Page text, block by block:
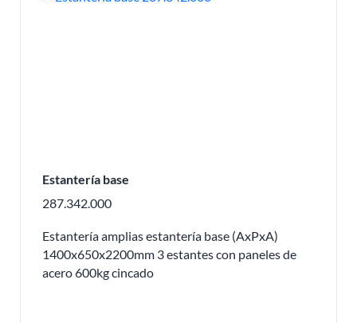
Estantería base
287.342.000
Estantería amplias estantería base (AxPxA)
1400x650x2200mm 3 estantes con paneles de
acero 600kg cincado